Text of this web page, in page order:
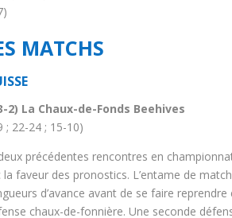
MATCHS
2) La Chaux-de-Fonds Beehives
; 22-24 ; 15-10)
précédentes rencontres en
faveur des pronostics. L’entame de
d’avance avant de se faire
chaux-de-fonnière. Une seconde